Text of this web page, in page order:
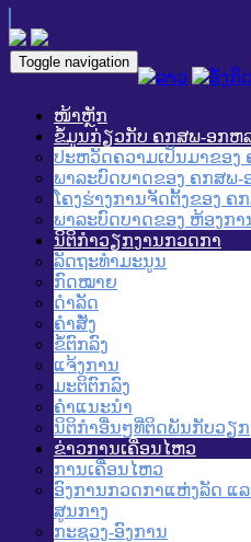
Toggle navigation
ໜ້າຫຼັກ
ຂໍ້ມູນກ່ຽວກັບ ຄກສພ-ອກຫ
ປະຫວັດຄວາມເປັນມາຂອງ
ພາລະບົດບາດຂອງ ຄກສພ-
ໂຄງຮ່າງການຈັດຕັ້ງຂອງ ຄ
ພາລະບົດບາດຂອງ ຫ້ອງກ
ນິຕິກໍາວຽກງານກວດກາ
ລັດຖະທໍາມະນູນ
ກົດໝາຍ
ດໍາລັດ
ຄໍາສັ່ງ
ຂໍ້ຕົກລົງ
ແຈ້ງການ
ມະຕິຕົກລົງ
ຄໍາແນະນໍາ
ນິຕິກໍາອື່ນໆທີ່ຕິດພັນກັບວຽ
ຂ່າວການເຄື່ອນໄຫວ
ການເຄື່ອນໄຫວ
ອົງການກວດກາແຫ່ງລັດ ແ
ສູນກາງ
ກະຊວງ-ອົງການ